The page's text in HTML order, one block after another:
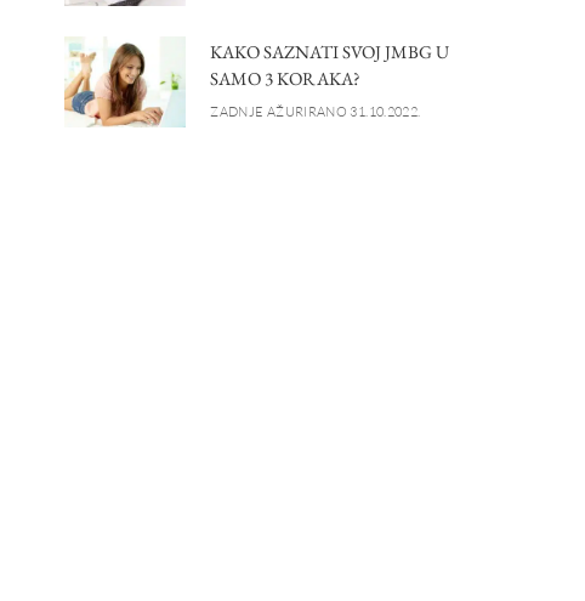
KAKO SAZNATI SVOJ JMBG U
SAMO 3 KORAKA?
ZADNJE AŽURIRANO 31.10.2022.